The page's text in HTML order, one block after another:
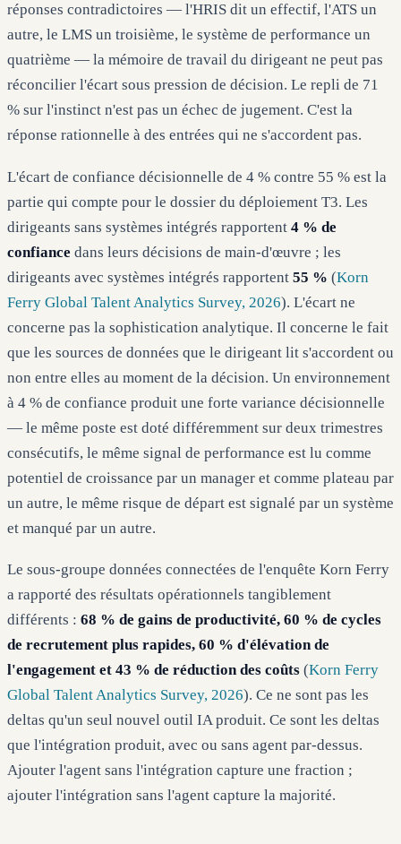
réponses contradictoires — l'HRIS dit un effectif, l'ATS un
autre, le LMS un troisième, le système de performance un
quatrième — la mémoire de travail du dirigeant ne peut pas
réconcilier l'écart sous pression de décision. Le repli de 71
% sur l'instinct n'est pas un échec de jugement. C'est la
réponse rationnelle à des entrées qui ne s'accordent pas.
L'écart de confiance décisionnelle de 4 % contre 55 % est la
partie qui compte pour le dossier du déploiement T3. Les
dirigeants sans systèmes intégrés rapportent 4 % de
confiance dans leurs décisions de main-d'œuvre ; les
dirigeants avec systèmes intégrés rapportent 55 % (Korn
Ferry Global Talent Analytics Survey, 2026). L'écart ne
concerne pas la sophistication analytique. Il concerne le fait
que les sources de données que le dirigeant lit s'accordent ou
non entre elles au moment de la décision. Un environnement
à 4 % de confiance produit une forte variance décisionnelle
— le même poste est doté différemment sur deux trimestres
consécutifs, le même signal de performance est lu comme
potentiel de croissance par un manager et comme plateau par
un autre, le même risque de départ est signalé par un système
et manqué par un autre.
Le sous-groupe données connectées de l'enquête Korn Ferry
a rapporté des résultats opérationnels tangiblement
différents : 68 % de gains de productivité, 60 % de cycles
de recrutement plus rapides, 60 % d'élévation de
l'engagement et 43 % de réduction des coûts (Korn Ferry
Global Talent Analytics Survey, 2026). Ce ne sont pas les
deltas qu'un seul nouvel outil IA produit. Ce sont les deltas
que l'intégration produit, avec ou sans agent par-dessus.
Ajouter l'agent sans l'intégration capture une fraction ;
ajouter l'intégration sans l'agent capture la majorité.